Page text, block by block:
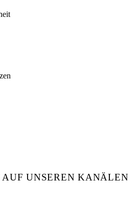
AUF UNSEREN KANÄLEN
für Tracking Technologien